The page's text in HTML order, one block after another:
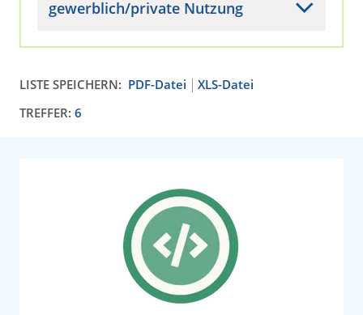
gewerblich/private Nutzung
LISTE SPEICHERN: PDF-Datei
XLS-Datei
TREFFER: 6